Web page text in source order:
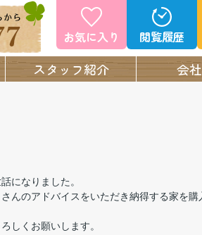
お気に入り 閲覧履歴
スタッフ紹介 会
になりました。
んのアドバイスをいただき納得する家を購
しくお願いします。